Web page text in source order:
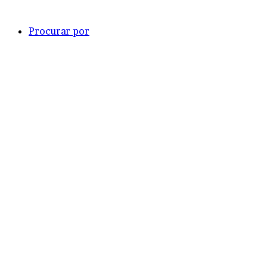
Procurar por